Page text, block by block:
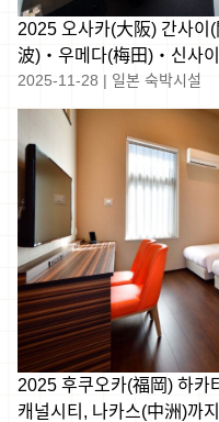
2025 오사카(大阪) 간사이
波)・우메다(梅田)・신사
변 고가성비 숙소 추천
2025-11-28 | 일본 숙박시설
2025 후쿠오카(福岡) 하카
캐널시티, 나카스(中洲)까